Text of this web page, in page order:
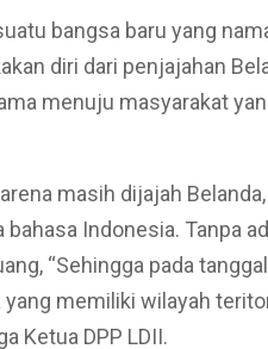
bangsa baru yang
diri dari penjajahan
menuju masyarakat
masih dijajah
bahasa Indonesia. Tanpa
“Sehingga pada
memiliki wilayah
Ketua DPP LDII.